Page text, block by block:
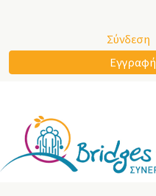
κυρίως
περιεχόμενο
Σύνδεση
Εγγραφή